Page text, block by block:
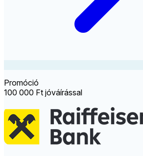
Promóció
100 000 Ft jóváírással